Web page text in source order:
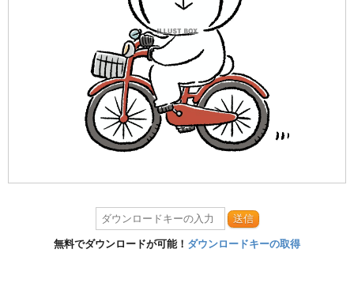
送信
無料でダウンロードが可能！ ダウンロードキーの取得